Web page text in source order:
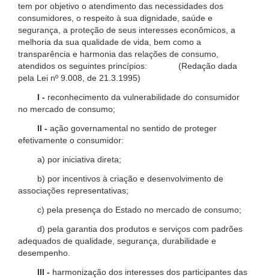
tem por objetivo o atendimento das necessidades dos
consumidores, o respeito à sua dignidade, saúde e
segurança, a proteção de seus interesses econômicos, a
melhoria da sua qualidade de vida, bem como a
transparência e harmonia das relações de consumo,
atendidos os seguintes princípios: (Redação dada
pela Lei nº 9.008, de 21.3.1995)
I - reconhecimento da vulnerabilidade do consumidor
no mercado de consumo;
II - ação governamental no sentido de proteger
efetivamente o consumidor:
a) por iniciativa direta;
b) por incentivos à criação e desenvolvimento de
associações representativas;
c) pela presença do Estado no mercado de consumo;
d) pela garantia dos produtos e serviços com padrões
adequados de qualidade, segurança, durabilidade e
desempenho.
III - harmonização dos interesses dos participantes das